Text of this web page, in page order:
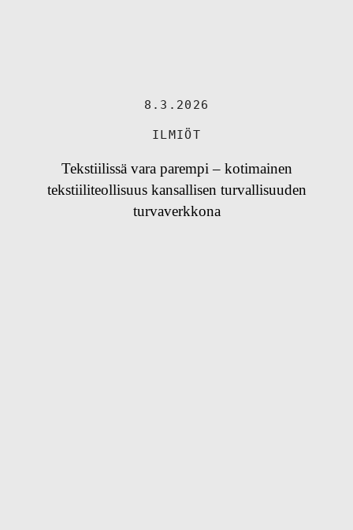
8.3.2026
ILMIÖT
Tekstiilissä vara parempi – kotimainen
tekstiiliteollisuus kansallisen turvallisuuden
turvaverkkona